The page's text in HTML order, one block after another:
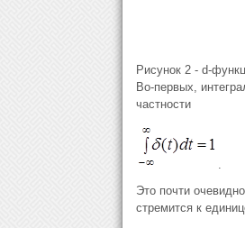
Рисунок 2 - d-
Во-первых,
частности
.
Это почти
стремится к